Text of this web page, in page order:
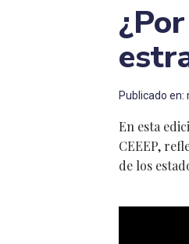
Publicado en:
En esta
CEEEP,
de los